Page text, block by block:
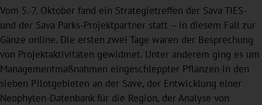
Vom 5.-7. Oktober fand ein Strategietreffen der Sava TIES-
und der Sava Parks-Projektpartner statt – in diesem Fall zur
Gänze online. Die ersten zwei Tage waren der Besprechung
von Projektaktivitäten gewidmet. Unter anderem ging es um
Managementmaßnahmen eingeschleppter Pflanzen in den
sieben Pilotgebieten an der Save, der Entwicklung einer
Neophyten-Datenbank für die Region, der Analyse von